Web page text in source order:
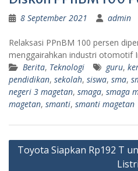
8 September 2021 admin
Relaksasi PPnBM 100 persen
menggairahkan industri otomotif
Berita, Teknologi guru,
pendidikan, sekolah, siswa, sma,
negeri 3 magetan, smaga, smaga
magetan, smanti, smanti magetan
Navigasi
Toyota Siapkan Rp192 T